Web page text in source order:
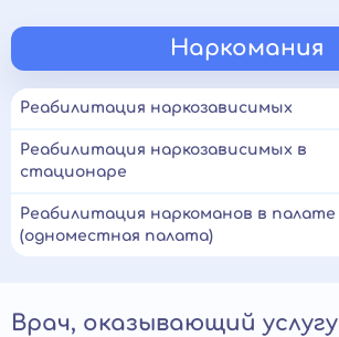
Наркомания
Реабилитация наркозависимых
Реабилитация наркозависимых в
стационаре
Реабилитация наркоманов в палате
(одноместная палата)
Врач, оказывающий услугу